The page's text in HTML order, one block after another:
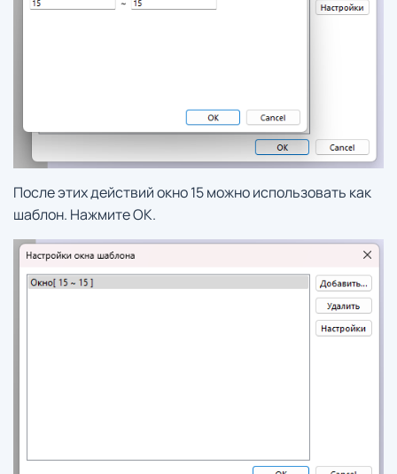
После этих действий окно 15 можно использовать как
шаблон. Нажмите ОК.